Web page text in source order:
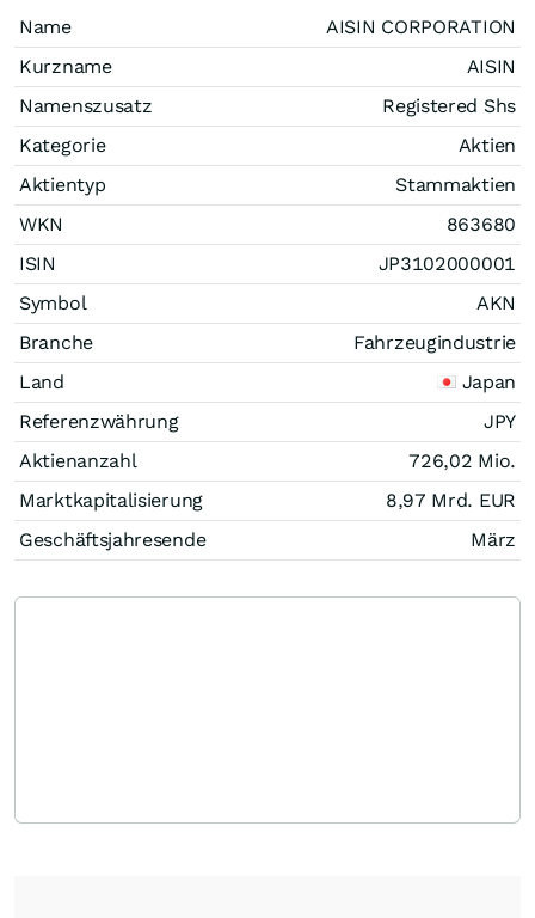
Name
AISIN CORPORATION
Kurzname
AISIN
Namenszusatz
Registered Shs
Kategorie
Aktien
Aktientyp
Stammaktien
WKN
863680
ISIN
JP3102000001
Symbol
AKN
Branche
Fahrzeugindustrie
Land
Japan
Referenzwährung
JPY
Aktienanzahl
726,02 Mio.
Marktkapitalisierung
8,97 Mrd. EUR
Geschäftsjahresende
März